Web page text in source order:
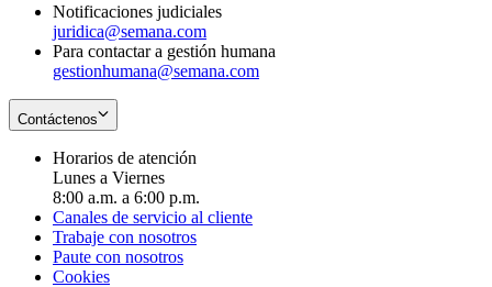
Notificaciones judiciales
juridica@semana.com
Para contactar a gestión humana
gestionhumana@semana.com
Contáctenos
Horarios de atención
Lunes a Viernes
8:00 a.m. a 6:00 p.m.
Canales de servicio al cliente
Trabaje con nosotros
Paute con nosotros
Cookies